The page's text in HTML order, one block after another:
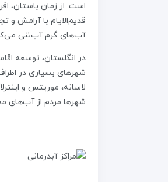
است. از زمان باستان،
قدیم‌الایام با آرامش
آب‌های گرم آب‌تنی
در انگلستان، توسعه
شهرهای بسیاری در
لاسانه، موریتس و
شهرها مردم از آب‌های